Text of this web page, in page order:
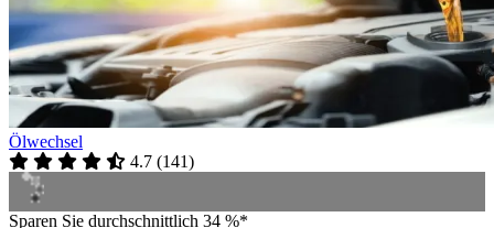
Ölwechsel
4.7 (141)
Sparen Sie durchschnittlich 34 %*